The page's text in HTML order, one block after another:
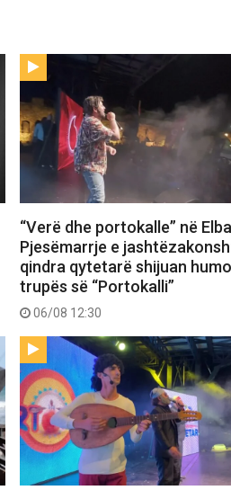
“Verë dhe portokalle” në
Pjesëmarrje e
qindra qytetarë shijuan
trupës së “Portokalli”
06/08 12:30